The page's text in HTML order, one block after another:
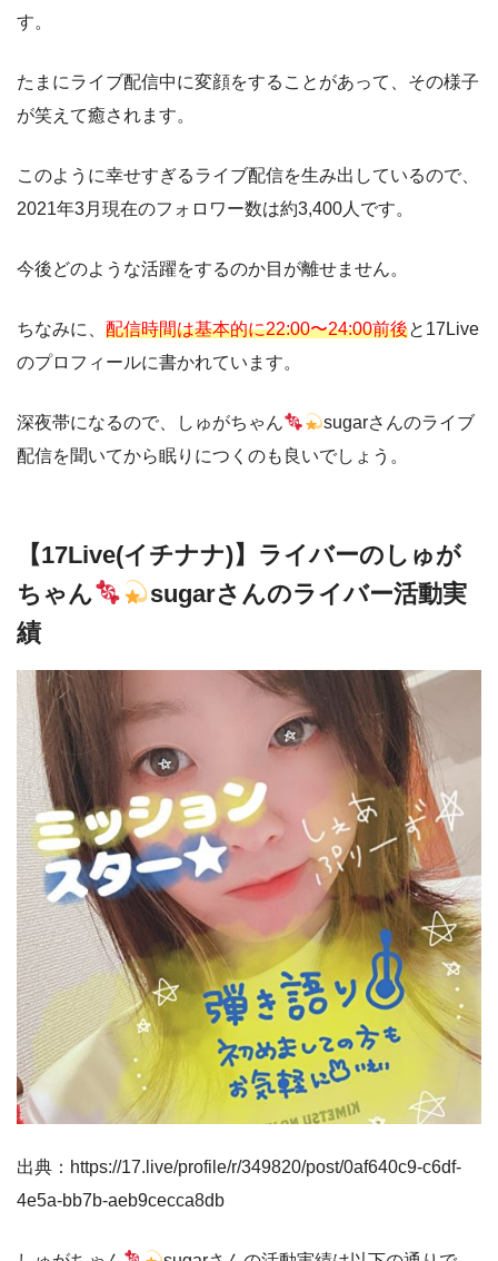
す。
たまにライブ配信中に変顔をすることがあって、その様子
が笑えて癒されます。
このように幸せすぎるライブ配信を生み出しているので、
2021年3月現在のフォロワー数は約3,400人です。
今後どのような活躍をするのか目が離せません。
ちなみに、 配信時間は基本的に22:00〜24:00前後と17Live
のプロフィールに書かれています。
深夜帯になるので、しゅがちゃん
sugarさんのライブ
配信を聞いてから眠りにつくのも良いでしょう。
【17Live(イチナナ)】ライバーのしゅが
ちゃん
sugarさんのライバー活動実
績
出典：https://17.live/profile/r/349820/post/0af640c9-c6df-
4e5a-bb7b-aeb9cecca8db